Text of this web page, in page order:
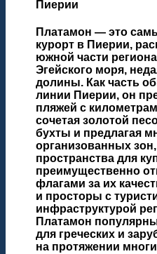
Пиерии
Платамон — это
курорт в Пиерии,
южной части
Эгейского моря,
долины. Как часть
линии Пиерии, он
пляжей с
сочетая золотой
бухты и предлагая
организованных
пространства для
преимущественно
флагами за их
и просторы с
инфраструктурой
Платамон
для греческих и
на протяжении